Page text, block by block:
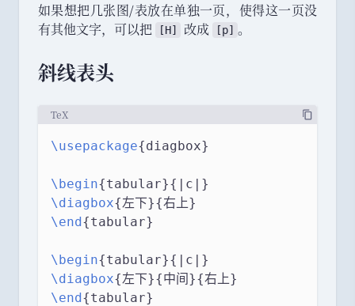
如果想把几张图/表放在单独一页， 使得这一页没
有其他文字， 可以把 [H] 改成 [p] 。
斜线表头
TeX
\usepackage{diagbox}
\begin{tabular}{|c|}
\diagbox{左下}{右上}
\end{tabular}
\begin{tabular}{|c|}
\diagbox{左下}{中间}{右上}
\end{tabular}